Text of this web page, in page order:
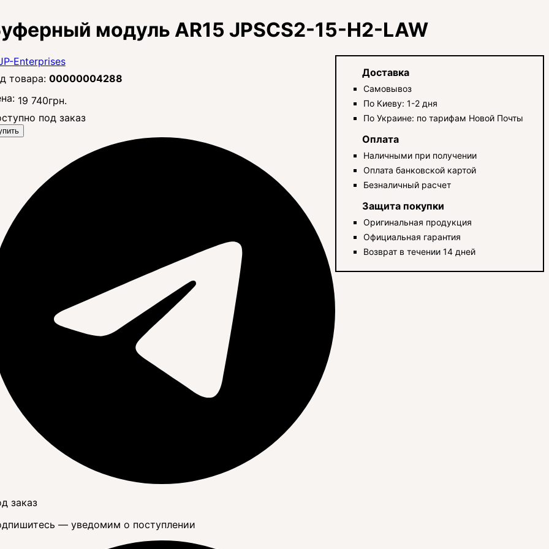
модуль AR15 JPSCS2-15-H2-LAW
00000004288
19 740грн.
под заказ
заказ
— уведомим о поступлении
Доставка
Самовывоз
По Киеву: 1-2 дня
По Украине: по тарифам Новой Почты
Оплата
Наличными при получении
Оплата банковской картой
Безналичный расчет
Защита покупки
Оригинальная продукция
Официальная гарантия
Возврат в течении 14 дней